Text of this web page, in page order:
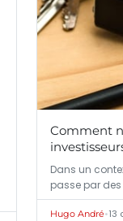
Comment
Dans un
passe par
Hugo André•13